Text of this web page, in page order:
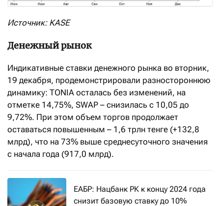
Источник: KASE
Денежный рынок
Индикативные ставки денежного рынка во вторник,
19 декабря, продемонстрировали разностороннюю
динамику: TONIA осталась без изменений, на
отметке 14,75%, SWAP – снизилась с 10,05 до
9,72%. При этом объем торгов продолжает
оставаться повышенным – 1,6 трлн тенге (+132,8
млрд), что на 73% выше среднесуточного значения
с начала года (917,0 млрд).
ЕАБР: Нацбанк РК к концу 2024 года
снизит базовую ставку до 10%